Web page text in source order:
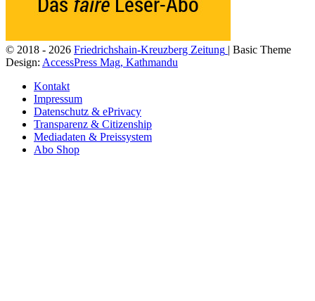
© 2018 - 2026 Friedrichshain-Kreuzberg Zeitung | Basic Theme
Design: AccessPress Mag, Kathmandu
Kontakt
Impressum
Datenschutz & ePrivacy
Transparenz & Citizenship
Mediadaten & Preissystem
Abo Shop